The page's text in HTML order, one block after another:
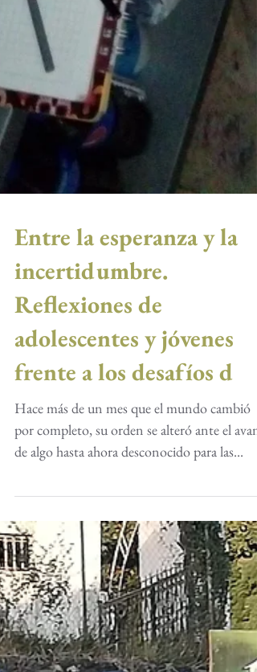
Entre la esperanza y la
incertidumbre.
Reflexiones de
adolescentes y jóvenes
frente a los desafíos d
Hace más de un mes que el mundo cambió